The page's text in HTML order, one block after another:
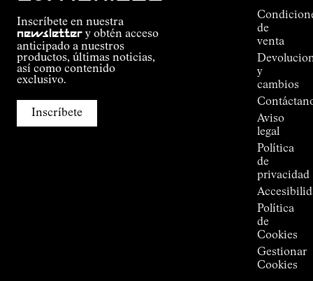
Inscríbete en nuestra
newsletter y obtén acceso
anticipado a nuestros
productos, últimas noticias,
así como contenido
exclusivo.
Inscríbete
de
venta
y
cambios
Aviso
legal
Política
de
privacidad
Política
de
Cookies
Gestionar
Cookies